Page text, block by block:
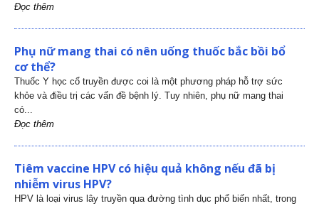
Đọc thêm
Phụ nữ mang thai có nên uống thuốc bắc bồi bổ
cơ thể?
Thuốc Y học cổ truyền được coi là một phương pháp hỗ trợ sức
khỏe và điều trị các vấn đề bệnh lý. Tuy nhiên, phụ nữ mang thai
có...
Đọc thêm
Tiêm vaccine HPV có hiệu quả không nếu đã bị
nhiễm virus HPV?
HPV là loại virus lây truyền qua đường tình dục phổ biến nhất, trong